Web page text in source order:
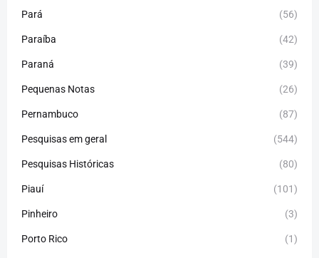
Pará (56)
Paraíba (42)
Paraná (39)
Pequenas Notas (26)
Pernambuco (87)
Pesquisas em geral (544)
Pesquisas Históricas (80)
Piauí (101)
Pinheiro (3)
Porto Rico (1)